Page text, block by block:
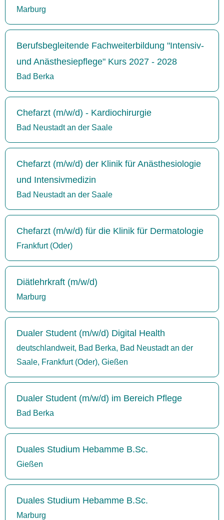
Marburg
Berufsbegleitende Fachweiterbildung "Intensiv-
und Anästhesiepflege" Kurs 2027 - 2028
Bad Berka
Chefarzt (m/w/d) - Kardiochirurgie
Bad Neustadt an der Saale
Chefarzt (m/w/d) der Klinik für Anästhesiologie
und Intensivmedizin
Bad Neustadt an der Saale
Chefarzt (m/w/d) für die Klinik für Dermatologie
Frankfurt (Oder)
Diätlehrkraft (m/w/d)
Marburg
Dualer Student (m/w/d) Digital Health
deutschlandweit, Bad Berka, Bad Neustadt an der
Saale, Frankfurt (Oder), Gießen
Dualer Student (m/w/d) im Bereich Pflege
Bad Berka
Duales Studium Hebamme B.Sc.
Gießen
Duales Studium Hebamme B.Sc.
Marburg